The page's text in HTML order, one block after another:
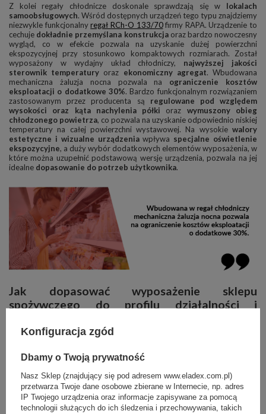
Z kolei regały chłodnicze doskonale sprawdzają się w lokalach
samoobsługowych. Wśród dostępnych urządzeń tego typu znajdziemy
niezwykle funkcjonalnyregał RCh-O 133/70firmy RAPA. Urządzenie to
cechuje dokładnie przemyślana konstrukcjaoraz bardzo nowoczesny
wygląd, co w efekcie pozwala na uzyskanie dużej powierzchni
ekspozycyjnej przy stosunkowo kompaktowych rozmiarach. Został
wyposażony w wydajny układ chłodniczy, najwyższej jakości
sterownik temperatury oraz ekonomiczny agregat. Wbudowana
mechaniczna żaluzja nocna pozwala na ograniczenie kosztów
eksploatacji o dodatkowe 30%. Bardzo funkcjonalnym rozwiązaniem
zastosowanym przez producenta są regulowane pod względem
wysokości oraz kąta nachylenia półki oraz wymuszony obieg
chłodzonego powietrza, co pozwala na uzyskanie odpowiednio niskiej
temperatury na całej powierzchni wystawowej. Na wysokie walory
estetyczne i wizualne urządzeniawpływa specjalne oświetlenie
ekspozycyjne, a duży wybór dodatkowych elementów wyposażenia, w
które można uzupełnić podstawową wersję urządzenia, pozwala na jej
idealne dopasowanie do potrzeb użytkownika.
Jak dopasować wyposażenie sklepu
spożywczego do profilu działalności i
Wybierając wyposażenie do
długotrwałym utrzymaniu świeżości i trwałości produktów. Oprócz
wygodną i sprawną obsługę klientów. W przypadku sklepów
spożywczych należy również pamiętać o tym, by wyposażenie
dopasowane było do profilu jego działalności, a więc do rodzaju
oferowanych produktów.
Konfiguracja zgód
Dbamy o Twoją prywatność
Nasz Sklep (znajdujący się pod adresem www.eladex.com.pl)
przetwarza Twoje dane osobowe zbierane w Internecie, np. adres
IP Twojego urządzenia oraz informacje zapisywane za pomocą
technologii służących do ich śledzenia i przechowywania, takich